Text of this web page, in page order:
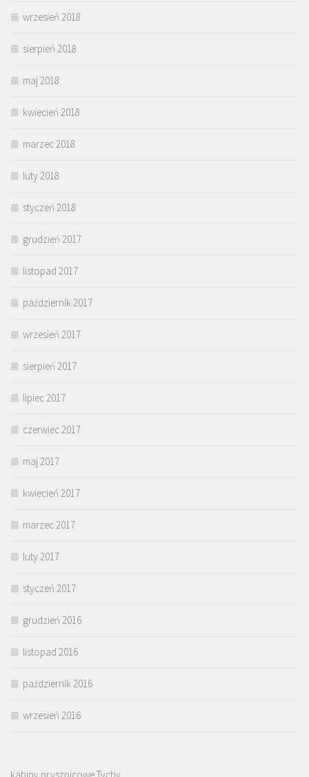
wrzesień 2018
sierpień 2018
maj 2018
kwiecień 2018
marzec 2018
luty 2018
styczeń 2018
grudzień 2017
listopad 2017
październik 2017
wrzesień 2017
sierpień 2017
lipiec 2017
czerwiec 2017
maj 2017
kwiecień 2017
marzec 2017
luty 2017
styczeń 2017
grudzień 2016
listopad 2016
październik 2016
wrzesień 2016